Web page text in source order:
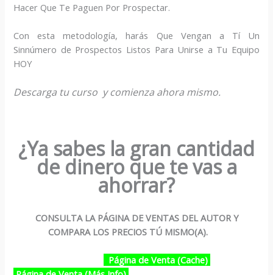
Hacer Que Te Paguen Por Prospectar.
Con esta metodología, harás Que Vengan a Tí Un
Sinnúmero de Prospectos Listos Para Unirse a Tu Equipo
HOY
Descarga tu curso y comienza ahora mismo.
¿Ya sabes la gran cantidad
de dinero que te vas a
ahorrar?
CONSULTA LA PÁGINA DE VENTAS DEL AUTOR Y
COMPARA LOS PRECIOS TÚ MISMO(A).
Página de Venta (Cache)